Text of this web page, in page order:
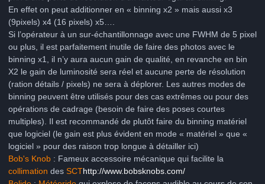
En effet on peut additionner en « binning x2 » mais aussi x3
(9pixels) x4 (16 pixels) x5….
Si l’opérateur à un sur-échantillonnage avec une FWHM de 5 pixel
ou plus, il est parfaitement inutile de faire des photos avec le
binning x1, il n’y aura aucun gain de qualité, en revanche en bin
X2 le gain de luminosité sera réel et aucune perte de résolution
(ration détails / pixels) ne sera à déplorer. Les autres modes de
binning peuvent être utilisés pour des cas extrêmes ou pour des
opérations de cadrage (besoin de faire des poses courtes
multiples). Il est recommandé de plutôt faire du binning matériel
que logiciel (le gain est plus évident en mode « matériel » que «
logiciel » pour des raison trop longue à détailler ici)
Bob's Knob : Fameux accessoire mécanique qui facilite la
collimation des SCThttp://www.bobsknobs.com/